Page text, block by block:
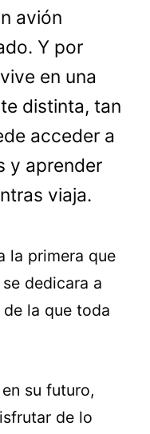
avión
Y por
en una
distinta, tan
acceder a
y aprender
viaja.
la primera que
dedicara a
la que toda
su futuro,
de lo